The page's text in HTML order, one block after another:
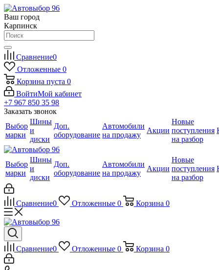
Ваш город
Карпинск
Сравнение0
Отложенные 0
Корзина пуста 0
ВойтиМой кабинет
+7 967 850 35 98
Заказать звонок
Выбор
марки
Шины
и
диски
Доп.
оборудование
Автомобили
на продажу
Акции
Новые
поступления
на разбор
Выбор
марки
Шины
и
диски
Доп.
оборудование
Автомобили
на продажу
Акции
Новые
поступления
на разбор
Сравнение0 Отложенные 0 Корзина 0
Сравнение0 Отложенные 0 Корзина 0